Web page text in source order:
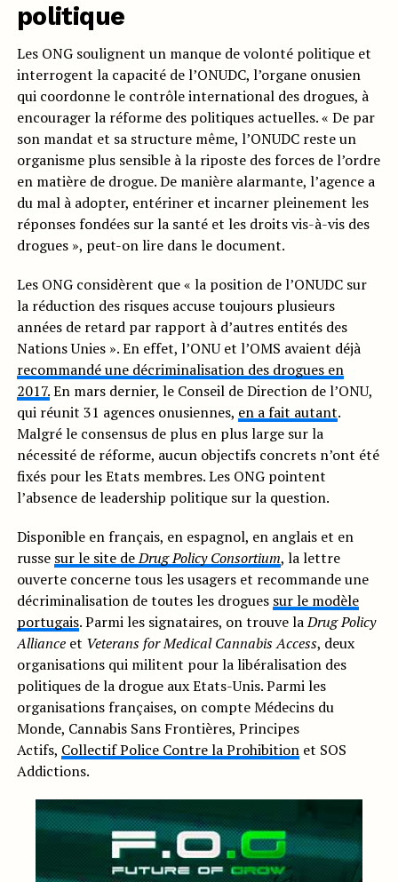
politique
Les ONG soulignent un manque de volonté politique et
interrogent la capacité de l’ONUDC, l’organe onusien
qui coordonne le contrôle international des drogues, à
encourager la réforme des politiques actuelles. « De par
son mandat et sa structure même, l’ONUDC reste un
organisme plus sensible à la riposte des forces de l’ordre
en matière de drogue. De manière alarmante, l’agence a
du mal à adopter, entériner et incarner pleinement les
réponses fondées sur la santé et les droits vis-à-vis des
drogues », peut-on lire dans le document.
Les ONG considèrent que « la position de l’ONUDC sur
la réduction des risques accuse toujours plusieurs
années de retard par rapport à d’autres entités des
Nations Unies ». En effet, l’ONU et l’OMS avaient déjà
recommandé une décriminalisation des drogues en
2017.En mars dernier, le Conseil de Direction de l’ONU,
qui réunit 31 agences onusiennes, en a fait autant.
Malgré le consensus de plus en plus large sur la
nécessité de réforme, aucun objectifs concrets n’ont été
fixés pour les Etats membres. Les ONG pointent
l’absence de leadership politique sur la question.
Disponible en français, en espagnol, en anglais et en
russe sur le site deDrug Policy Consortium, la lettre
ouverte concerne tous les usagers et recommande une
décriminalisation de toutes les drogues sur le modèle
portugais. Parmi les signataires, on trouve laDrug Policy
Allianceet Veterans for Medical Cannabis Access, deux
organisations qui militent pour la libéralisation des
politiques de la drogue aux Etats-Unis. Parmi les
organisations françaises, on compte Médecins du
Monde, Cannabis Sans Frontières, Principes
Actifs, Collectif Police Contre la Prohibitionet SOS
Addictions.